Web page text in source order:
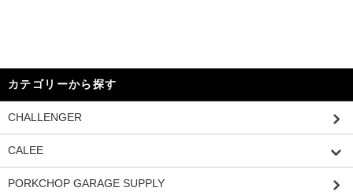
カテゴリーから探す
CHALLENGER
CALEE
PORKCHOP GARAGE SUPPLY